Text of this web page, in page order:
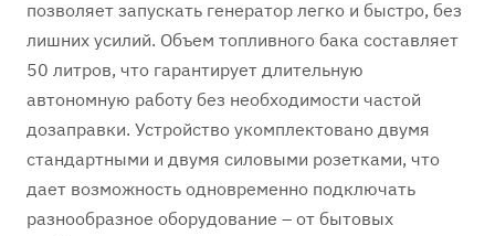
позволяет запускать генератор легко и быстро, без
лишних усилий. Объем топливного бака составляет
50 литров, что гарантирует длительную
автономную работу без необходимости частой
дозаправки. Устройство укомплектовано двумя
стандартными и двумя силовыми розетками, что
дает возможность одновременно подключать
разнообразное оборудование – от бытовых